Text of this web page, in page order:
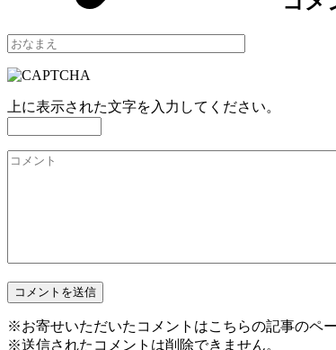
上に表示された文字を入力してください。
※お寄せいただいたコメントはこちらの記事のペ
※送信されたコメントは削除できません。